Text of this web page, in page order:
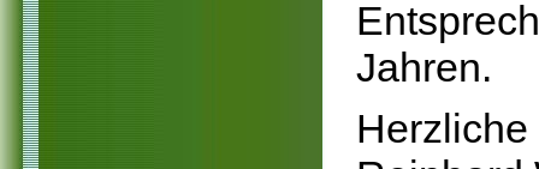
Jahren.